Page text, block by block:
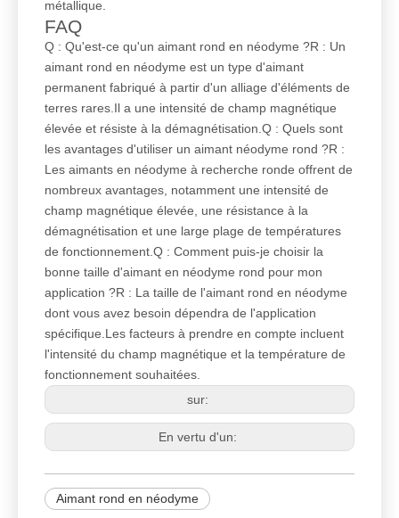
métallique.
FAQ
Q : Qu'est-ce qu'un aimant rond en néodyme ?R : Un
aimant rond en néodyme est un type d'aimant
permanent fabriqué à partir d'un alliage d'éléments de
terres rares.Il a une intensité de champ magnétique
élevée et résiste à la démagnétisation.Q : Quels sont
les avantages d'utiliser un aimant néodyme rond ?R :
Les aimants en néodyme à recherche ronde offrent de
nombreux avantages, notamment une intensité de
champ magnétique élevée, une résistance à la
démagnétisation et une large plage de températures
de fonctionnement.Q : Comment puis-je choisir la
bonne taille d'aimant en néodyme rond pour mon
application ?R : La taille de l'aimant rond en néodyme
dont vous avez besoin dépendra de l'application
spécifique.Les facteurs à prendre en compte incluent
l'intensité du champ magnétique et la température de
fonctionnement souhaitées.
sur:
En vertu d'un:
Aimant rond en néodyme